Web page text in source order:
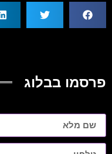
פרסמו בבלוג